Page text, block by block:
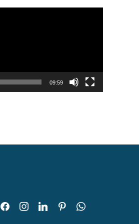
09:59
facebookinstagramlinkedinpinterestwhatsapp